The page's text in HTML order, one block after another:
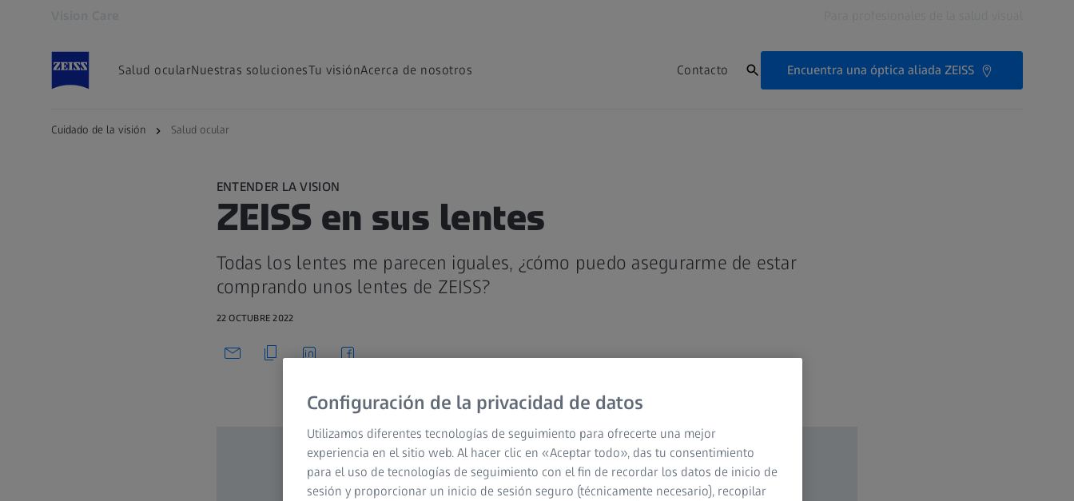
Salud ocularNuestras solucionesTu visiónAcerca de nosotros Contacto Encuentra una óptica aliada ZEISS
Cuidado de la visión Salud ocular
ENTENDER LA VISION
ZEISS en sus lentes
Todas los lentes me parecen iguales, ¿cómo puedo asegurarme de estar
comprando unos lentes de ZEISS?
22 OCTUBRE 2022
Configuración de la privacidad de datos
Utilizamos diferentes tecnologías de seguimiento para ofrecerte una mejor
experiencia en el sitio web. Al hacer clic en «Aceptar todo», das tu consentimiento
para el uso de tecnologías de seguimiento con el fin de recordar los datos de inicio de
sesión y proporcionar un inicio de sesión seguro (técnicamente necesario), recopilar